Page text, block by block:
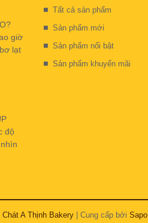
giờ
lạt
độ
Tất cả sản phẩm
Sản phẩm mới
Sản phẩm nổi bật
Sản phẩm khuyến mãi
Chát A Thịnh Bakery | Cung cấp bởi Sapo